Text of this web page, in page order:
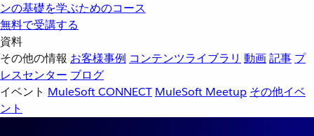
ンの基礎を学ぶためのコース
無料で受講する
資料
その他の情報 お客様事例 コンテンツライブラリ 動画記事 プ
レスセンター ブログ
イベント MuleSoft CONNECT MuleSoft Meetup その他イベ
ント